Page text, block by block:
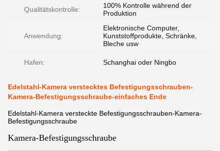
Qualitätskontrolle:
100% Kontrolle während der
Produktion
Anwendung:
Elektronische Computer,
Kunststoffprodukte, Schränke,
Bleche usw
Hafen: Schanghai oder Ningbo
Edelstahl-Kamera verstecktes Befestigungsschrauben-
Kamera-Befestigungsschraube-einfaches Ende
Edelstahl-Kamera versteckte Befestigungsschrauben-Kamera-
Befestigungsschraube
Kamera-Befestigungsschraube